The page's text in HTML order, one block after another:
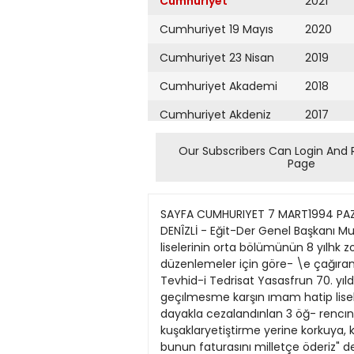
Cumhuriyet 19 Mayıs
Cumhuriyet 23 Nisan
Cumhuriyet Akademi
Cumhuriyet Akdeniz
Cumhuriyet Alışveriş
Cumhuriyet Ankara
Cumhuriyet Büyük
Taaruz
Cumhuriyet
Cumartesi
Cumhuriyet Çevre
2020
2019
2018
2017
2016
2015
2013
2012
2011
2010
2009
Our Subscribers Can Login And
Page
SAYFA CUMHURIYET 7 MART1994 PAZARTESİ GENÇIİK - EĞİTİM Tmamhatip okullanzorunlu eğitimkapsamınaalınsın' ÖMER YURTSEVEN DENÎZLİ - Eğit-Der Genel Başkanı Mustafa Gazalcı, laik eğitimin korunması ve öğre- tım bırliğınin sağlanabilmesı içın ımam hatip liselerinin orta bölümünün 8 yılhk zo- runlu temel eğıtım kapsamına alınması gerektiğıni belirtti Tüm sıyasi partileri gereklı yasal düzenlemeler için göre- \e çağıran Gazalcı. "Eğitim birtiğine avkırı bu olumsuzluk acilen giderilmelidir" dedı. Eğıtım bırlığıni sağlayan Tevhid-i Tedrisat Yasasfrun 70. yıldönümü dolayısıyla bir açıklama yapan Eğıt-Der Ge- nel Başkanı, 8 yıllık ilköğre- tim u>gulamasına geçılmesme karşın ımam hatip liselerinin bu kapsam dışında kaldığını vurguladı. Güney ılçesınde oruç tutmadıklan gerekçesi>- le dayakla cezalandınlan 3 öğ- rencının bu çarpık uygulama Eğit-Der Genel Başkanı Mustafa Gazala, "Eleştiren, üreten, özgür kuşaklaryetiştirme yerine korkuya, katı disiplinedayanan ezberci, evetefendimci kuşaklaryetiştirilmeye başlandı. Önlem almazsak bunun faturasını milletçe öderiz" dedi. ıçın somut bır örnek olduğu- nu anlatan Gazalcı daha son- ra şöyle dedı: "I95O'B yıllardan sonra oy kaygısıyla eğitim birliğinden >e laiklikten birçok ödünler veril- di. Kısa sürede Osmanlı döne- mindeki iki başlı eğitim tekrar hortlatıldı. Laik eğitime aykın olarak ilk \e ortaöğretime zo- runlu din dersleri konuldu. Ge- reksinimin çok üzerinde dinsel eğitim veren kurslar \e okullar açıldı. Bugün 417 imam hatip okulunun orta bölümünde 254 bin öğrenci eğitim görmekte- dir. Türkiye 8 yıllık zorunlu il- köğretim ujgulamasuıa nasıl geçtiyse aynı şekilde imam ha- tip okuUannın orta bölümlerini de aynı dınarlılıkla bu kapsam içine abnalıdır. Artık bunun zamanı gelmiştir. Bu konuda verilecek ödûnler çok değil. kısa bir sure sonra yeni tehlike- ler doğuracaktır." Eğıt-Der Genel Başkanı Mustafa Gazalcı, dernek ola- rak bu konuda yasal düzenle- meler yapılması konusunda tum sıyasi partıleri göreve çağıracaklanru söyledi. Imam hatip okullannda öğrencilerin 6 yıl boyunca dinsel eğitim baskısı altmda öğrenim gör- düklerini savunan Gazalcı, "Eleştireıu ûreten. özgür ku- şaklar >etiştinne yerine korku- ya, katı disipline davanan ez- berci, evet efendimci kuşaklar yetiştirilmeye başlandı. Önlem almazsak bunun faturasuu mil- letçe öderiz" diye konuştu Okumak isteyen yoksul halk çocukJannın, yurtlan olduğu için aileleri tarafından genel- likle imam hatip okullanna verildığini de vurgulayan Ga- zalcı sözlerini şöyle sürdürdü: "Aileler masum duygular içinde çocuklannı buraya gön- dermek zorunda kalıyor. Oysa böyle ailelerin tercih şansları olmalı. Bunun için de de>let or- taöğretimde vurt sonınunu